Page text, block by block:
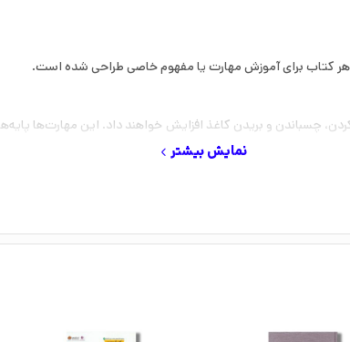
هر کتاب برای آموزش مهارت یا مفهوم خاصی طراحی شده است.
چسباندن و بریدن کاغذ افزایش خواهند داد. این مهارت‌ها
نمایش بیشتر